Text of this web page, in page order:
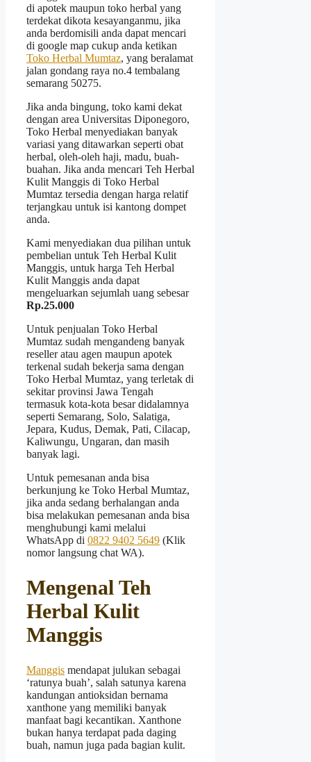
di apotek maupun toko herbal yang
terdekat dikota kesayanganmu, jika
anda berdomisili anda dapat mencari
di google map cukup anda ketikan
Toko Herbal Mumtaz, yang beralamat
jalan gondang raya no.4 tembalang
semarang 50275.
Jika anda bingung, toko kami dekat
dengan area Universitas Diponegoro,
Toko Herbal menyediakan banyak
variasi yang ditawarkan seperti obat
herbal, oleh-oleh haji, madu, buah-
buahan. Jika anda mencari Teh Herbal
Kulit Manggis di Toko Herbal
Mumtaz tersedia dengan harga relatif
terjangkau untuk isi kantong dompet
anda.
Kami menyediakan dua pilihan untuk
pembelian untuk Teh Herbal Kulit
Manggis, untuk harga Teh Herbal
Kulit Manggis anda dapat
mengeluarkan sejumlah uang sebesar
Rp.25.000
Untuk penjualan Toko Herbal
Mumtaz sudah mengandeng banyak
reseller atau agen maupun apotek
terkenal sudah bekerja sama dengan
Toko Herbal Mumtaz, yang terletak di
sekitar provinsi Jawa Tengah
termasuk kota-kota besar didalamnya
seperti Semarang, Solo, Salatiga,
Jepara, Kudus, Demak, Pati, Cilacap,
Kaliwungu, Ungaran, dan masih
banyak lagi.
Untuk pemesanan anda bisa
berkunjung ke Toko Herbal Mumtaz,
jika anda sedang berhalangan anda
bisa melakukan pemesanan anda bisa
menghubungi kami melalui
WhatsApp di 0822 9402 5649 (Klik
nomor langsung chat WA).
Mengenal Teh
Herbal Kulit
Manggis
Manggis mendapat julukan sebagai
‘ratunya buah’, salah satunya karena
kandungan antioksidan bernama
xanthone yang memiliki banyak
manfaat bagi kecantikan. Xanthone
bukan hanya terdapat pada daging
buah, namun juga pada bagian kulit.